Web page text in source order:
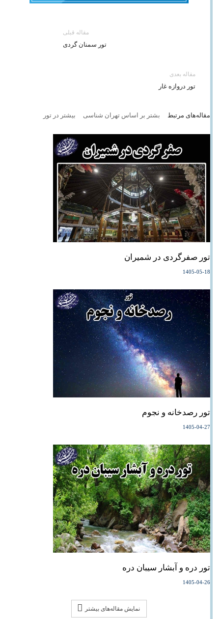
مقاله قبلی
تور سمنان گردی
مقاله بعدی
تور دروازه غار
مقاله‌های مرتبط بشتر بر اساس تهران شناسی بیشتر در تور
تور صفرگردی در شمیران
1405-05-18
تور رصدخانه و نجوم
1405-04-27
تور دره و آبشار سیبان دره
1405-04-26
نمایش مقاله‌های بیشتر